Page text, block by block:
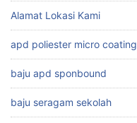
Alamat Lokasi Kami
apd poliester micro coating
baju apd sponbound
baju seragam sekolah